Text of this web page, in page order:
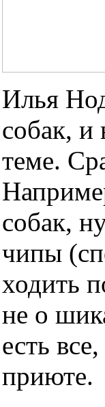
Илья
собак, и
теме.
собак,
чипы
ходить
не о
есть
приюте.